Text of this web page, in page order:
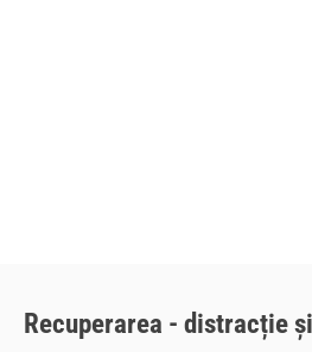
Recuperarea - distracție